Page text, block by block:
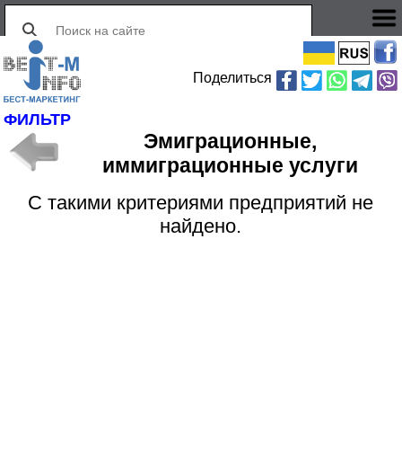
Поделиться
ФИЛЬТР
Эмиграционные,
иммиграционные услуги
С такими критериями предприятий не
найдено.